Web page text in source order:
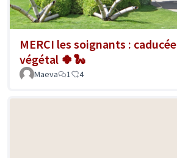
MERCI les soignants : caducée
végétal 🍀🐍
Maeva 1 4